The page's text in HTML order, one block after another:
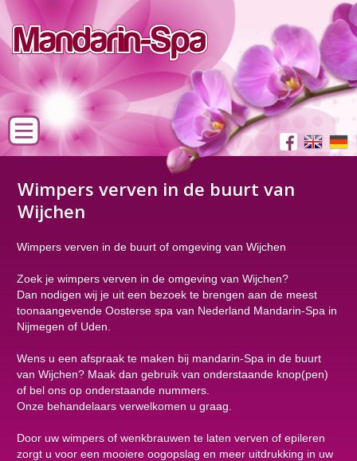
Wimpers verven in de buurt van
Wijchen
Wimpers verven in de buurt of omgeving van Wijchen
Zoek je wimpers verven in de omgeving van Wijchen?
Dan nodigen wij je uit een bezoek te brengen aan de meest
toonaangevende Oosterse spa van Nederland Mandarin-Spa in
Nijmegen of Uden.
Wens u een afspraak te maken bij mandarin-Spa in de buurt
van Wijchen? Maak dan gebruik van onderstaande knop(pen)
of bel ons op onderstaande nummers.
Onze behandelaars verwelkomen u graag.
Door uw wimpers of wenkbrauwen te laten verven of epileren
zorgt u voor een mooiere oogopslag en meer uitdrukking in uw